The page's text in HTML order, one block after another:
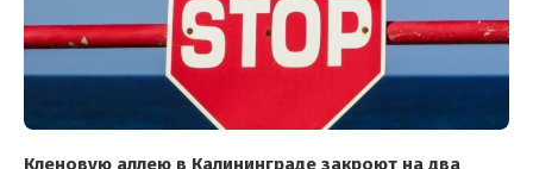
Кленовую аллею в Калининграде закроют на два